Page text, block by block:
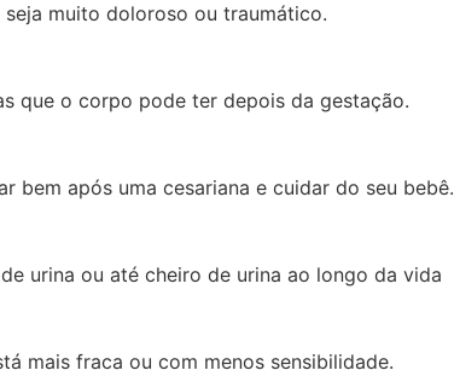
muito doloroso ou traumático.
que o corpo pode ter depois da gestação.
bem após uma cesariana e cuidar do seu bebê.
urina ou até cheiro de urina ao longo da vida
mais fraca ou com menos sensibilidade.